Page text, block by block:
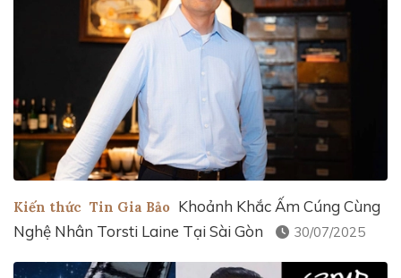
Kiến thức Tin Gia Bảo Khoảnh Khắc Ấm Cúng Cùng
Nghệ Nhân Torsti Laine Tại Sài Gòn
30/07/2025